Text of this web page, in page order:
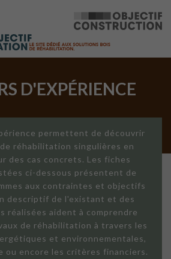
D'EXPÉRIENCE
permettent de découvrir
réhabilitation singulières en
des cas concrets. Les fiches
ci-dessous présentent de
aux contraintes et objectifs
descriptif de l'existant et des
réalisées aident à comprendre
de réhabilitation à travers les
et environnementales,
ou encore les critères financiers.